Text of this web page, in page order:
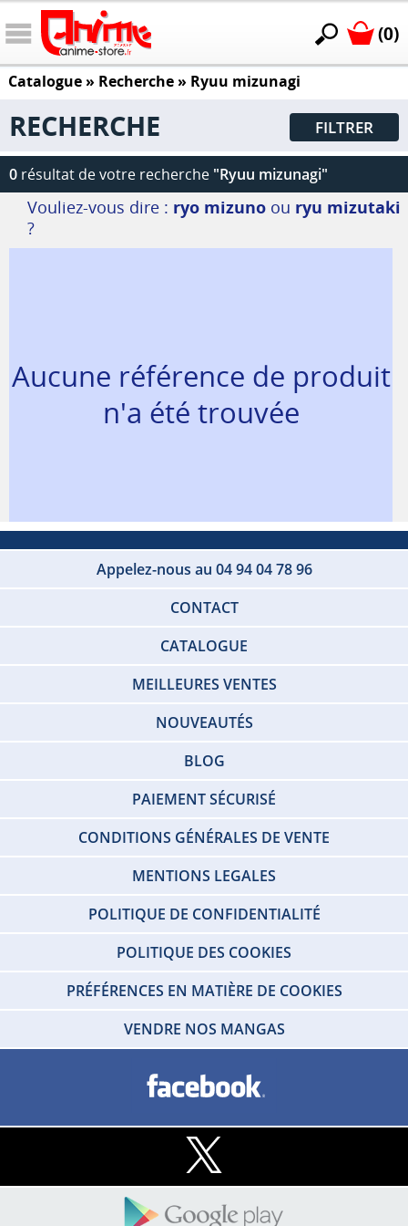
(0)
Catalogue» Recherche » Ryuu mizunagi
RECHERCHE FILTRER
0 résultat de votre recherche "Ryuu mizunagi"
Vouliez-vous dire : ryo mizuno ou ryu mizutaki
?
Aucune référence de produit
n'a été trouvée
Appelez-nous au 04 94 04 78 96
CONTACT
CATALOGUE
MEILLEURES VENTES
NOUVEAUTÉS
BLOG
PAIEMENT SÉCURISÉ
CONDITIONS GÉNÉRALES DE VENTE
MENTIONS LEGALES
POLITIQUE DE CONFIDENTIALITÉ
POLITIQUE DES COOKIES
PRÉFÉRENCES EN MATIÈRE DE COOKIES
VENDRE NOS MANGAS